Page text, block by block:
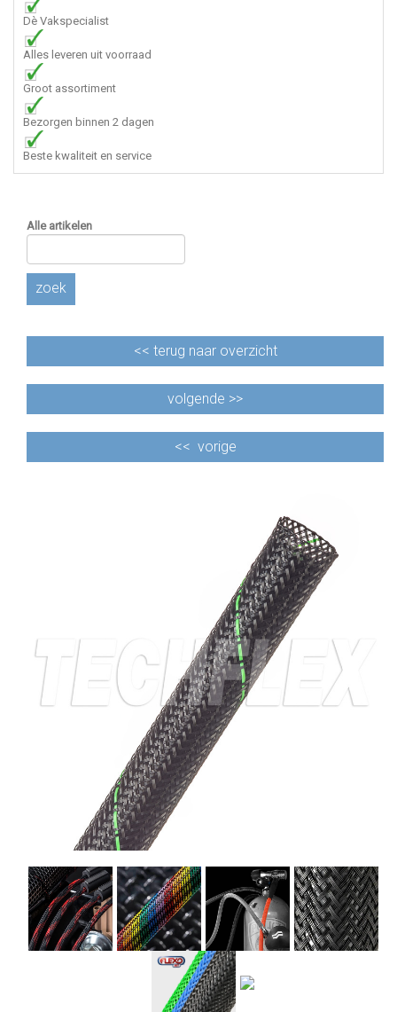
Dè Vakspecialist
Alles leveren uit voorraad
Groot assortiment
Bezorgen binnen 2 dagen
Beste kwaliteit en service
Alle artikelen
zoek
<< terug naar overzicht
volgende >>
<< vorige